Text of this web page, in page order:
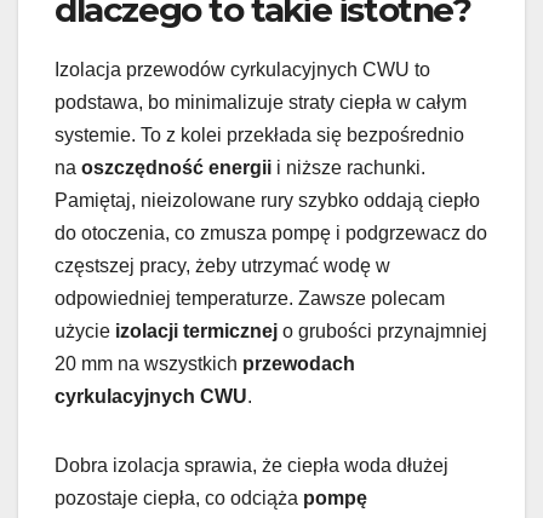
dlaczego to takie istotne?
Izolacja przewodów cyrkulacyjnych CWU to
podstawa, bo minimalizuje straty ciepła w całym
systemie. To z kolei przekłada się bezpośrednio
na oszczędność energii i niższe rachunki.
Pamiętaj, nieizolowane rury szybko oddają ciepło
do otoczenia, co zmusza pompę i podgrzewacz do
częstszej pracy, żeby utrzymać wodę w
odpowiedniej temperaturze. Zawsze polecam
użycie izolacji termicznej o grubości przynajmniej
20 mm na wszystkich przewodach
cyrkulacyjnych CWU.
Dobra izolacja sprawia, że ciepła woda dłużej
pozostaje ciepła, co odciąża pompę